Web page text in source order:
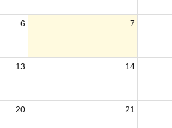
6 7
13 14
20 21